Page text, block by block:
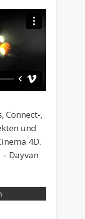
Connect-,
und
4D.
Dayvan